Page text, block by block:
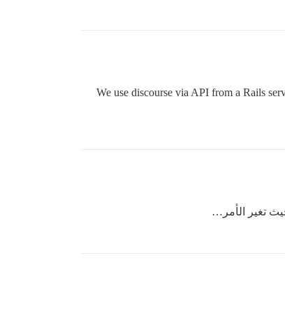
We use discourse via API from a Rails
تغير الأمر…